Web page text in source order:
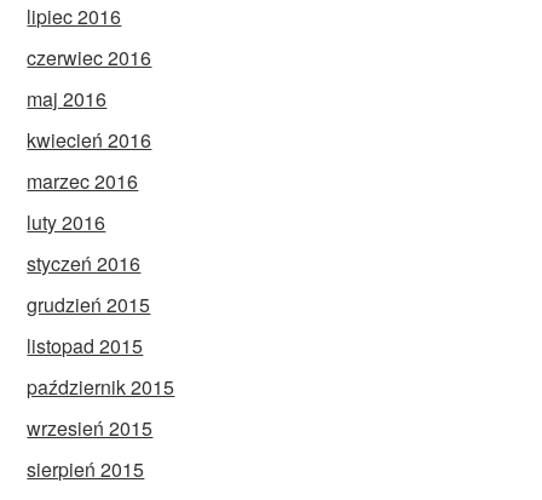
lipiec 2016
czerwiec 2016
maj 2016
kwiecień 2016
marzec 2016
luty 2016
styczeń 2016
grudzień 2015
listopad 2015
październik 2015
wrzesień 2015
sierpień 2015